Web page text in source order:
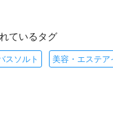
ているタグ
スソルト 美容・エステア